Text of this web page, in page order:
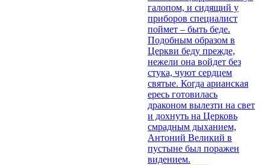
галопом, и сидящий у
приборов специалист
поймет – быть беде.
Подобным образом в
Церкви беду прежде,
нежели она войдет без
стука, чуют сердцем
святые. Когда арианская
ересь готовилась
драконом вылезти на свет
и дохнуть на Церковь
смрадным дыханием,
Антоний Великий в
пустыне был поражен
видением.